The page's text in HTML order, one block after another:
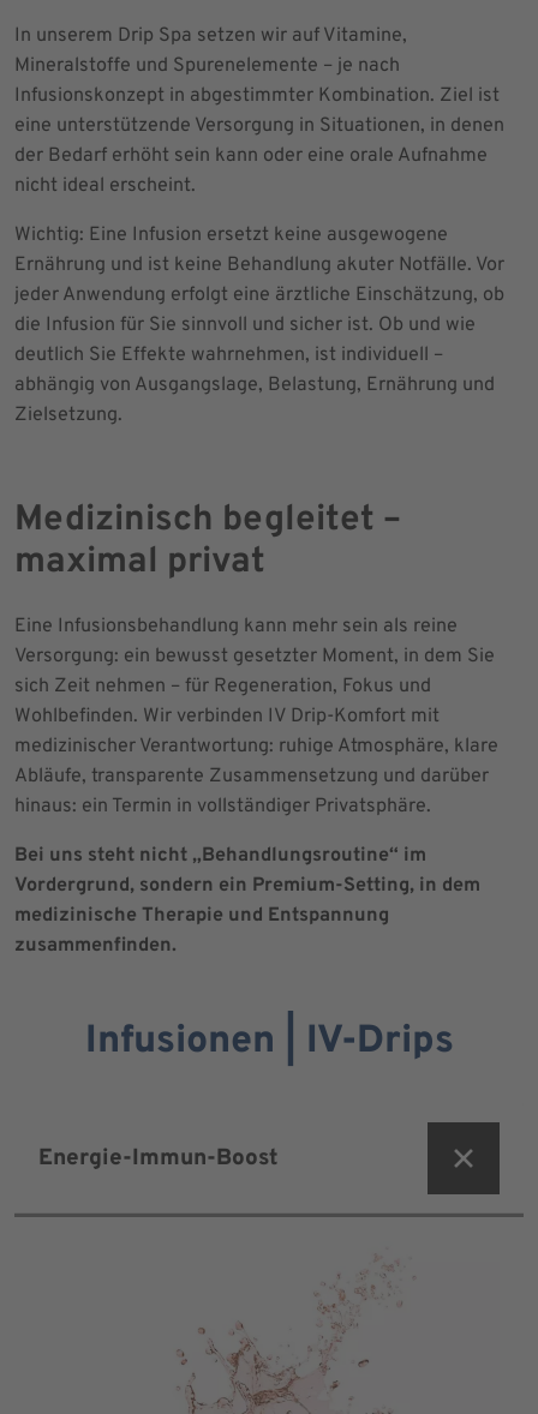
In unserem Drip Spa setzen wir auf Vitamine,
Mineralstoffe und Spurenelemente – je nach
Infusionskonzept in abgestimmter Kombination. Ziel ist
eine unterstützende Versorgung in Situationen, in denen
der Bedarf erhöht sein kann oder eine orale Aufnahme
nicht ideal erscheint.
Wichtig: Eine Infusion ersetzt keine ausgewogene
Ernährung und ist keine Behandlung akuter Notfälle. Vor
jeder Anwendung erfolgt eine ärztliche Einschätzung, ob
die Infusion für Sie sinnvoll und sicher ist. Ob und wie
deutlich Sie Effekte wahrnehmen, ist individuell –
abhängig von Ausgangslage, Belastung, Ernährung und
Zielsetzung.
Medizinisch begleitet –
maximal privat
Eine Infusionsbehandlung kann mehr sein als reine
Versorgung: ein bewusst gesetzter Moment, in dem Sie
sich Zeit nehmen – für Regeneration, Fokus und
Wohlbefinden. Wir verbinden IV Drip-Komfort mit
medizinischer Verantwortung: ruhige Atmosphäre, klare
Abläufe, transparente Zusammensetzung und darüber
hinaus: ein Termin in vollständiger Privatsphäre.
Bei uns steht nicht „Behandlungsroutine“ im
Vordergrund, sondern ein Premium-Setting, in dem
medizinische Therapie und Entspannung
zusammenfinden.
Infusionen | IV-Drips
Energie-Immun-Boost